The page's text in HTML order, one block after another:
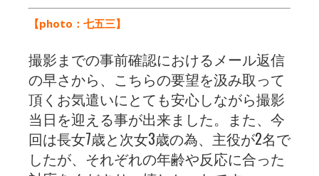
【photo：七五三】
撮影までの事前確認におけるメール返信
の早さから、こちらの要望を汲み取って
頂くお気遣いにとても安心しながら撮影
当日を迎える事が出来ました。また、今
回は長女7歳と次女3歳の為、主役が2名で
したが、それぞれの年齢や反応に合った